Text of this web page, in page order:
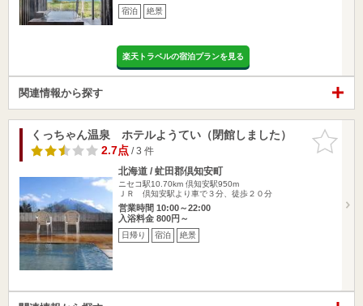
宿泊 絶景
楽天トラベルの宿泊プランを見る
関連情報から探す
お気に入
りに追加
くっちゃん温泉 ホテルようてい（閉館しました）
2.7点/ 3 件
北海道 / 虻田郡倶知安町
ニセコ駅10.70km 倶知安駅950m
ＪＲ 倶知安駅より車で３分、徒歩２０分
営業時間 10:00～22:00
入浴料金 800円～
日帰り 宿泊 絶景